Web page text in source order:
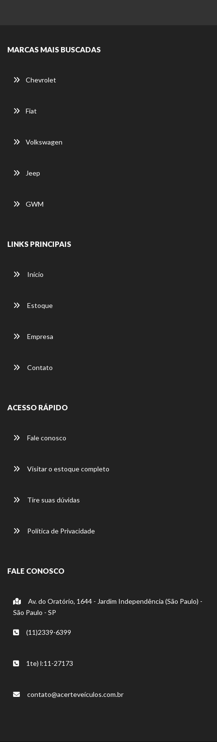
MARCAS MAIS BUSCADAS
Chevrolet
Fiat
Volkswagen
Jeep
GWM
LINKS PRINCIPAIS
Início
Estoque
Empresa
Contato
ACESSO RÁPIDO
Fale conosco
Visitar o estoque completo
Tire suas dúvidas
Política de Privacidade
FALE CONOSCO
Av. do Oratório, 1644 - Jardim Independência (São Paulo) -
São Paulo - SP
(11)2339-6399
1te) l:11-27173
contato@acerteveículos.com.br